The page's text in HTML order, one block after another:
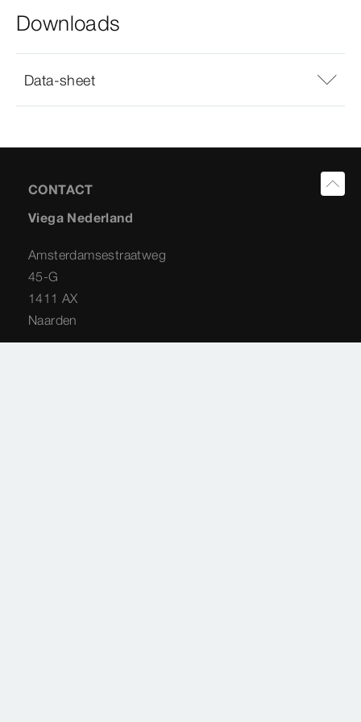
Downloads
Data-sheet
CONTACT
Viega Nederland
Amsterdamsestraatweg
45-G
1411 AX
Naarden